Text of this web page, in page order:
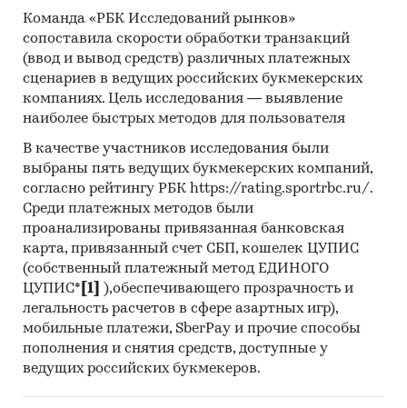
Команда «РБК Исследований рынков»
сопоставила скорости обработки транзакций
(ввод и вывод средств) различных платежных
сценариев в ведущих российских букмекерских
компаниях. Цель исследования — выявление
наиболее быстрых методов для пользователя
В качестве участников исследования были
выбраны пять ведущих букмекерских компаний,
согласно рейтингу РБК https://rating.sportrbc.ru/.
Среди платежных методов были
проанализированы привязанная банковская
карта, привязанный счет СБП, кошелек ЦУПИС
(собственный платежный метод ЕДИНОГО
ЦУПИС* [1]
),обеспечивающего прозрачность и
легальность расчетов в сфере азартных игр),
мобильные платежи, SberPay и прочие способы
пополнения и снятия средств, доступные у
ведущих российских букмекеров.